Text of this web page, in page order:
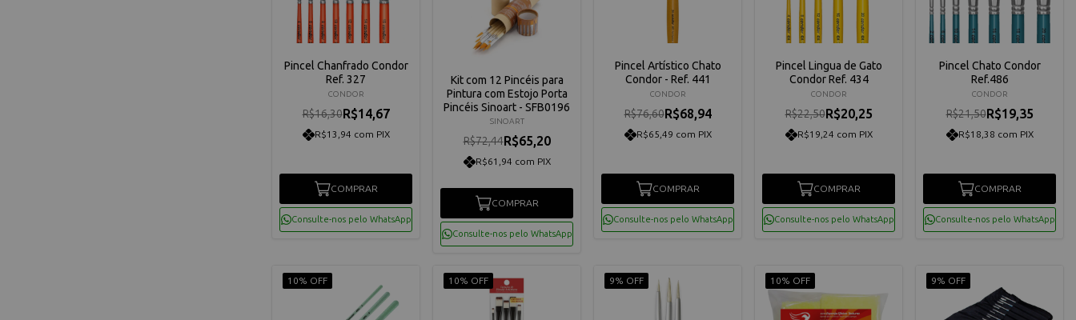
Pincel Chanfrado Condor
Ref. 327
CONDOR
R$16,30R$14,67
R$13,94 com PIX
COMPRAR
Consulte-nos pelo WhatsApp
Kit com 12 Pincéis para
Pintura com Estojo Porta
Pincéis Sinoart - SFB0196
SINOART
R$72,44R$65,20
R$61,94 com PIX
COMPRAR
Consulte-nos pelo WhatsApp
Pincel Artístico Chato
Condor - Ref. 441
CONDOR
R$76,60R$68,94
R$65,49 com PIX
COMPRAR
Consulte-nos pelo WhatsApp
Pincel Lingua de Gato
Condor Ref. 434
CONDOR
R$22,50R$20,25
R$19,24 com PIX
COMPRAR
Consulte-nos pelo WhatsApp
Pincel Chato Condor
Ref.486
CONDOR
R$21,50R$19,35
R$18,38 com PIX
COMPRAR
Consulte-nos pelo WhatsApp
10% OFF 10% OFF 9% OFF 10% OFF 9% OFF